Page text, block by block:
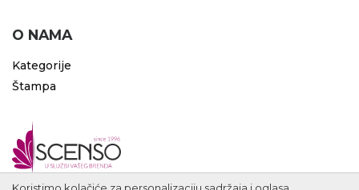
O NAMA
Kategorije
Štampa